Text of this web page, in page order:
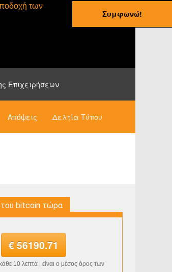
των
Συμφωνώ!
Επιχειρήσεων
Απόψεις Δελτία Τύπου
του bitcoin τώρα
€ 56190.71
10 λεπτά | είναι ο μέσος όρος των